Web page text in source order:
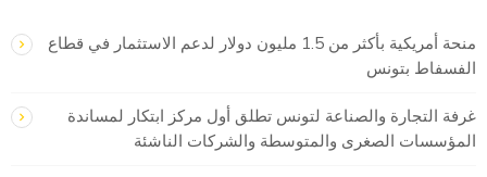
منحة أمريكية بأكثر من 1.5 مليون دولار لدعم الاستثمار في قطاع
الفسفاط بتونس
غرفة التجارة والصناعة لتونس تطلق أول مركز ابتكار لمساندة
المؤسسات الصغرى والمتوسطة والشركات الناشئة